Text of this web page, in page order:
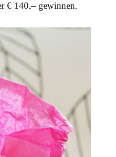
€ 140,– gewinnen.